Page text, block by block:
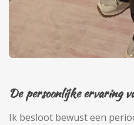
De persoonlijke ervaring
Ik besloot bewust een